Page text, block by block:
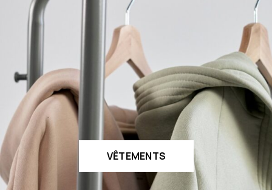
VÊTEMENTS